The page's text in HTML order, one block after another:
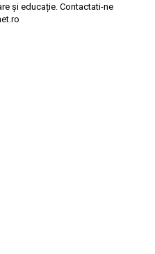
și educație. Contactati-ne